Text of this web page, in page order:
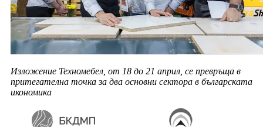
Изложение Техномебел, от 18 до 21 април, се превръща в
притегателна точка за два основни сектора в българската
икономика